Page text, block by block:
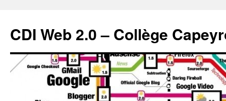
CDI Web 2.0 – Collège